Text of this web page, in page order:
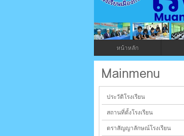
กระบี่
ระบบบริหารจัดการเว็บไซต์
หน้าหลัก
Mainmenu
ประวัติโรงเรียน
สถานที่ตั้งโรงเรียน
ตราสัญญาลักษณ์โรงเรียน